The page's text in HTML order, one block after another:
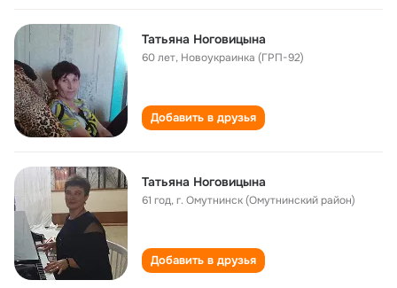
Татьяна Ноговицына
60 лет, Новоукраинка (ГРП-92)
Добавить в друзья
Татьяна Ноговицына
61 год,г. Омутнинск (Омутнинский район)
Добавить в друзья